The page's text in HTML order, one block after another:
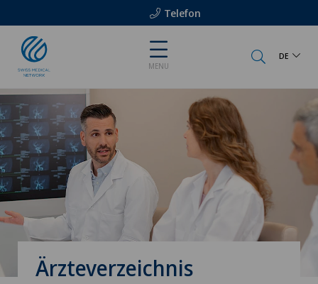
Telefon
MENU
DE
Ärzteverzeichnis